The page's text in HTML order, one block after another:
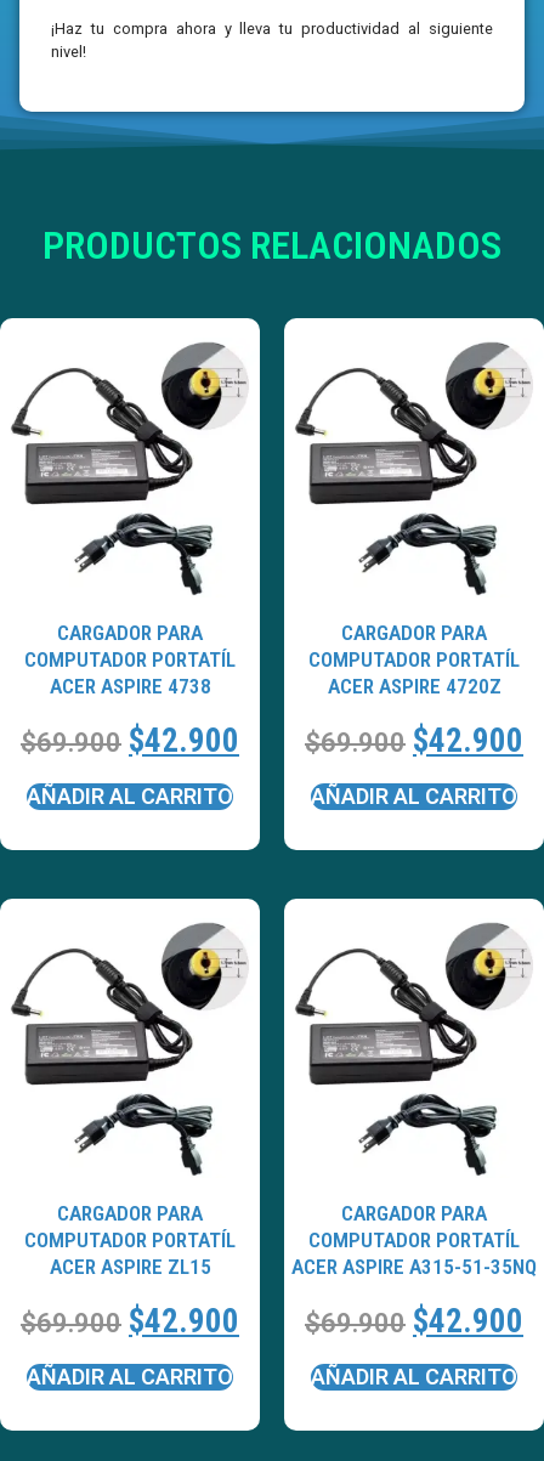
¡Haz tu compra ahora y lleva tu productividad al siguiente
nivel!
PRODUCTOS RELACIONADOS
CARGADOR PARA
COMPUTADOR PORTATÍL
ACER ASPIRE 4738
$69.900 $42.900
AÑADIR AL CARRITO
CARGADOR PARA
COMPUTADOR PORTATÍL
ACER ASPIRE 4720Z
$69.900 $42.900
AÑADIR AL CARRITO
CARGADOR PARA
COMPUTADOR PORTATÍL
ACER ASPIRE ZL15
$69.900 $42.900
AÑADIR AL CARRITO
CARGADOR PARA
COMPUTADOR PORTATÍL
ACER ASPIRE A315-51-35NQ
$69.900 $42.900
AÑADIR AL CARRITO